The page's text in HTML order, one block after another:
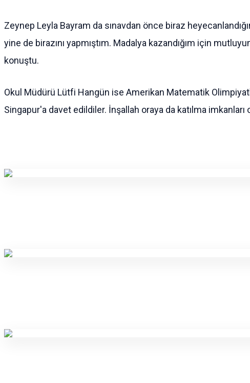
Zeynep Leyla Bayram da sınavdan önce biraz
yine de birazını yapmıştım. Madalya kazandığım için
konuştu.
Okul Müdürü Lütfi Hangün ise Amerikan Matematik
Singapur'a davet edildiler. İnşallah oraya da katılma